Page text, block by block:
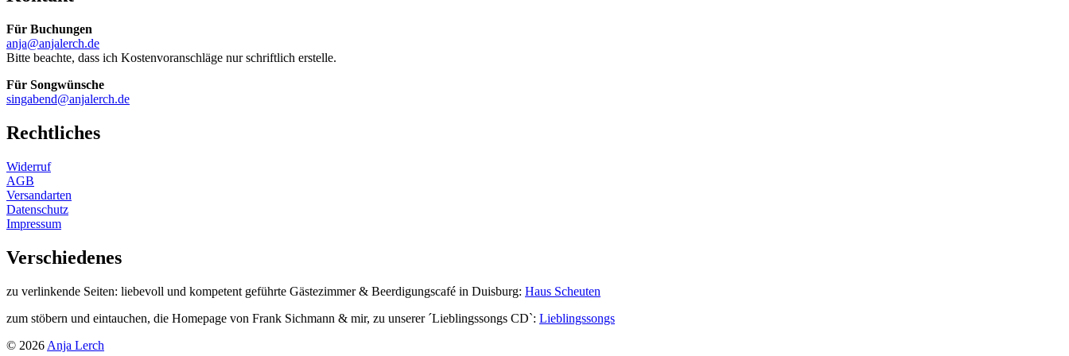
Für Buchungen
anja@anjalerch.de
Bitte beachte, dass ich Kostenvoranschläge nur schriftlich erstelle.
Für Songwünsche
singabend@anjalerch.de
Rechtliches
Widerruf
AGB
Versandarten
Datenschutz
Impressum
Verschiedenes
zu verlinkende Seiten: liebevoll und kompetent geführte Gästezimmer & Beerdigungscafé in Duisburg: Haus Scheuten
zum stöbern und eintauchen, die Homepage von Frank Sichmann & mir, zu unserer ´Lieblingssongs CD`: Lieblingssongs
© 2026 Anja Lerch